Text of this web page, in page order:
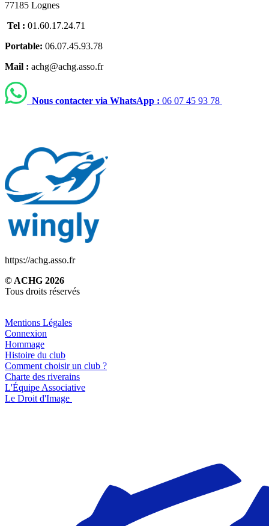
77185 Lognes
Tel : 01.60.17.24.71
Portable: 06.07.45.93.78
Mail : achg@achg.asso.fr
Nous contacter via WhatsApp : 06 07 45 93 78
https://achg.asso.fr
© ACHG 2026
Tous droits réservés
Mentions Légales
Connexion
Hommage
Histoire du club
Comment choisir un club ?
Charte des riverains
L'Équipe Associative
Le Droit d'Image